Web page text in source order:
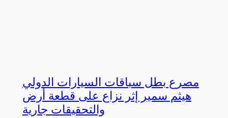
مصرع بطل سباقات السيارات الدولي
هيثم سمير إثر نزاع على قطعة أرض
والتحقيقات جارية